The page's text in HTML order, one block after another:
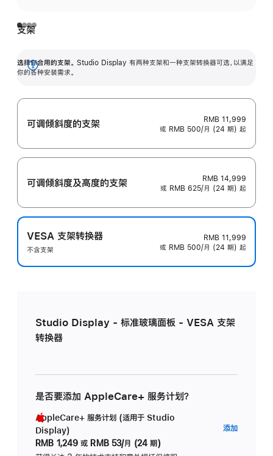
支架
选择你合用的支架。 Studio Display 有两种支架和一种支架转换器可选，以满足
你的各种安装需求。
展
可调倾斜度的支架
RMB 11,999
或 RMB 500/月 (24 期) 起
可调倾斜度及高‍度的支‍架
RMB 14,999
或 RMB 625/月 (24 期) 起
VESA 支架转换器
不含支架
RMB 11,999
或 RMB 500/月 (24 期) 起
Studio Display - 标准玻璃面板 - VESA 支架
转换器
是否要添加 AppleCare+ 服务计划？
AppleCare+ 服务计划 (适用于 Studio
Display)
RMB 1,249 或 RMB 53/月 (24 期)
添加